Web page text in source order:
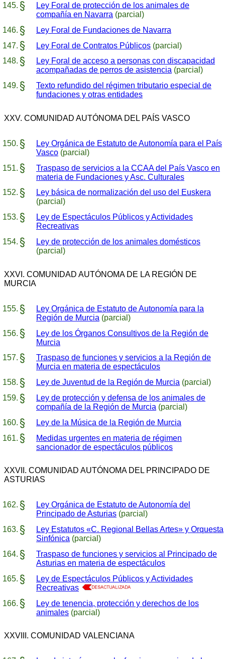
Ley Foral de protección de los animales de
compañía en Navarra (parcial)
Ley Foral de Fundaciones de Navarra
Ley Foral de Contratos Públicos (parcial)
Ley Foral de acceso a personas con discapacidad
acompañadas de perros de asistencia (parcial)
Texto refundido del régimen tributario especial de
fundaciones y otras entidades
XXV. COMUNIDAD AUTÓNOMA DEL PAÍS VASCO
Ley Orgánica de Estatuto de Autonomía para el País
Vasco (parcial)
Traspaso de servicios a la CCAA del País Vasco en
materia de Fundaciones y Asc. Culturales
Ley básica de normalización del uso del Euskera
(parcial)
Ley de Espectáculos Públicos y Actividades
Recreativas
Ley de protección de los animales domésticos
(parcial)
XXVI. COMUNIDAD AUTÓNOMA DE LA REGIÓN DE
MURCIA
Ley Orgánica de Estatuto de Autonomía para la
Región de Murcia (parcial)
Ley de los Órganos Consultivos de la Región de
Murcia
Traspaso de funciones y servicios a la Región de
Murcia en materia de espectáculos
Ley de Juventud de la Región de Murcia (parcial)
Ley de protección y defensa de los animales de
compañía de la Región de Murcia (parcial)
Ley de la Música de la Región de Murcia
Medidas urgentes en materia de régimen
sancionador de espectáculos públicos
XXVII. COMUNIDAD AUTÓNOMA DEL PRINCIPADO DE
ASTURIAS
Ley Orgánica de Estatuto de Autonomía del
Principado de Asturias (parcial)
Ley Estatutos «C. Regional Bellas Artes» y Orquesta
Sinfónica (parcial)
Traspaso de funciones y servicios al Principado de
Asturias en materia de espectáculos
Ley de Espectáculos Públicos y Actividades
Recreativas
Ley de tenencia, protección y derechos de los
animales (parcial)
XXVIII. COMUNIDAD VALENCIANA